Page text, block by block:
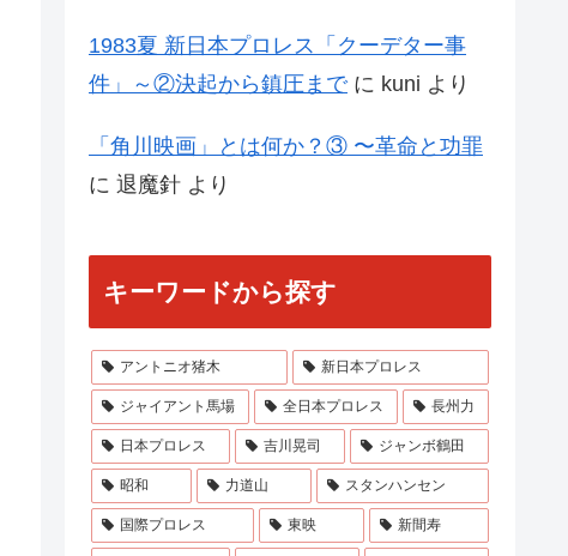
1983夏 新日本プロレス「クーデター事
件」～②決起から鎮圧までに kuni より
「角川映画」とは何か？③ 〜革命と功罪
に 退魔針 より
キーワードから探す
アントニオ猪木 新日本プロレス
ジャイアント馬場 全日本プロレス 長州力
日本プロレス 吉川晃司 ジャンボ鶴田
昭和 力道山 スタンハンセン
国際プロレス 東映 新間寿